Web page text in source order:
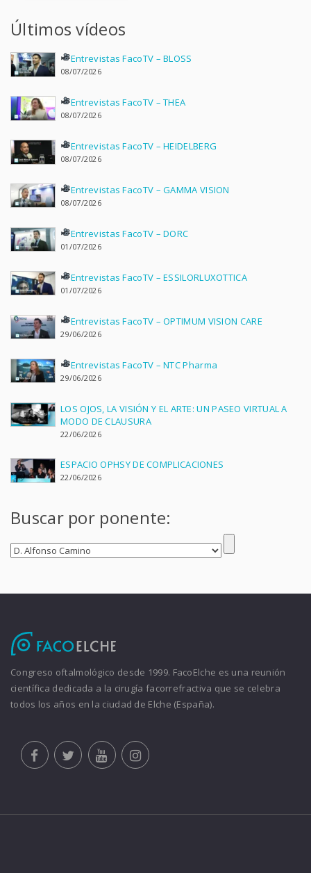
Últimos vídeos
Entrevistas FacoTV – BLOSS
08/07/2026
Entrevistas FacoTV – THEA
08/07/2026
Entrevistas FacoTV – HEIDELBERG
08/07/2026
Entrevistas FacoTV – GAMMA VISION
08/07/2026
Entrevistas FacoTV – DORC
01/07/2026
Entrevistas FacoTV – ESSILORLUXOTTICA
01/07/2026
Entrevistas FacoTV – OPTIMUM VISION CARE
29/06/2026
Entrevistas FacoTV – NTC Pharma
29/06/2026
LOS OJOS, LA VISIÓN Y EL ARTE: UN PASEO VIRTUAL A
MODO DE CLAUSURA
22/06/2026
ESPACIO OPHSY DE COMPLICACIONES
22/06/2026
Buscar por ponente:
Congreso oftalmológico desde 1999. FacoElche es una reunión
científica dedicada a la cirugía facorrefractiva que se celebra
todos los años en la ciudad de Elche (España).